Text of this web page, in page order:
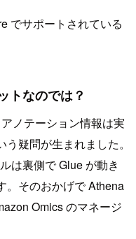
でサポートされている
トなのでは？
ノテーション情報は実
疑問が生まれました。
は裏側で Glue が動き
。そのおかげで Athena
Omics のマネージ